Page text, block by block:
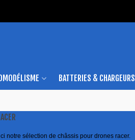
BATTERIES & CHARGEURS
notre sélection de châssis pour drones racer.